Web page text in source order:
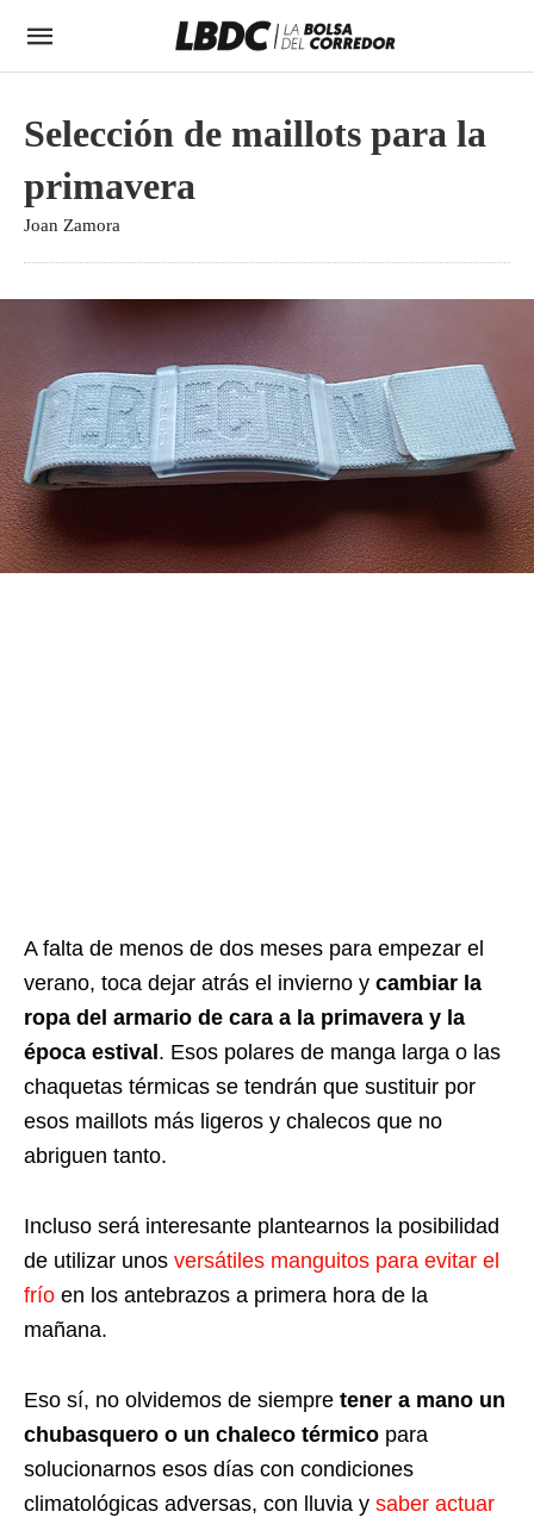
Selección de maillots para la
primavera
Joan Zamora
A falta de menos de dos meses para empezar el
verano, toca dejar atrás el invierno y cambiar la
ropa del armario de cara a la primavera y la
época estival. Esos polares de manga larga o las
chaquetas térmicas se tendrán que sustituir por
esos maillots más ligeros y chalecos que no
abriguen tanto.
Incluso será interesante plantearnos la posibilidad
de utilizar unos versátiles manguitos para evitar el
frío en los antebrazos a primera hora de la
mañana.
Eso sí, no olvidemos de siempre tener a mano un
chubasquero o un chaleco térmico para
solucionarnos esos días con condiciones
climatológicas adversas, con lluvia y saber actuar